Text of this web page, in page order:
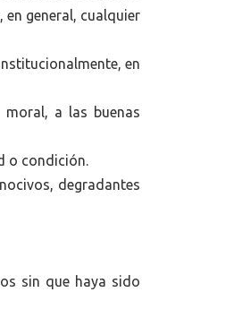
general, cualquier
en
a las buenas
o condición.
degradantes
sin que haya sido